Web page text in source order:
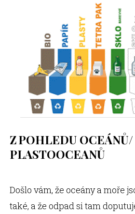
Z POHLEDU OCEÁNŮ/
PLASTOOCEANŮ
Došlo vám, že oceány a moře
také, a že odpad si tam